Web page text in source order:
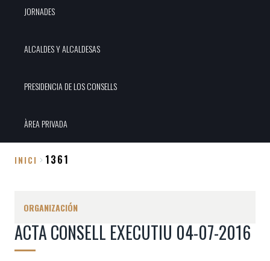
JORNADES
ALCALDES Y ALCALDESAS
PRESIDENCIA DE LOS CONSELLS
ÀREA PRIVADA
de
ayuda
a
INICI 1361
ORGANIZACIÓN
ACTA CONSELL EXECUTIU 04-07-2016